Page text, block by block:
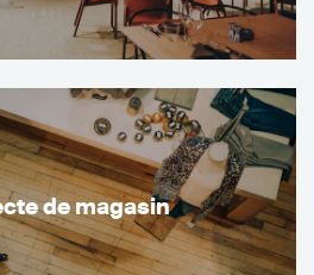
de magasin